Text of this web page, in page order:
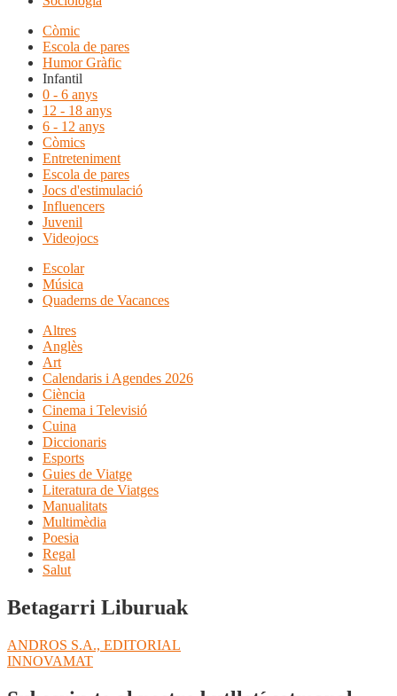
Còmic
Escola de pares
Humor Gràfic
Infantil
0 - 6 anys
12 - 18 anys
6 - 12 anys
Còmics
Entreteniment
Escola de pares
Jocs d'estimulació
Influencers
Juvenil
Videojocs
Escolar
Música
Quaderns de Vacances
Altres
Anglès
Art
Calendaris i Agendes 2026
Ciència
Cinema i Televisió
Cuina
Diccionaris
Esports
Guies de Viatge
Literatura de Viatges
Manualitats
Multimèdia
Poesia
Regal
Salut
Betagarri Liburuak
Navegació
d'entrades
Entrada
anterior:
ANDROS S.A., EDITORIAL
Pròxima
INNOVAMAT